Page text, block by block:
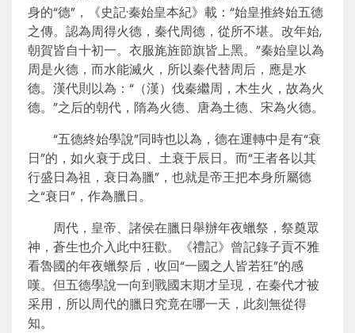
身的“德”，《史記·秦始皇本紀》載：“始皇推終始五德
之傳。認為周得火德，秦代周德，從所不堪。改年始,
朝賀皆自十初一。衣服旄旌節旗皆上黑。”秦始皇以為
周是火德，而水能滅火，所以秦代替周后，應是水
德。漢代則以為：“（漢）伐秦繼周，木生火，故為火
德。”之后的朝代，隋為火德、唐為土德、宋為火德。
“五德終始學說”同時也以為，德在運轉中是有“衰
日”的，如火衰于戌日、土衰于辰日。而“王者各以其
行盛日為祖，衰日為臘”，也就是帝王把本身所屬德
之“衰日”，作為臘日。
周代，皇帝、諸侯在臘日舉辦年夜蠟祭，祭奠眾
神，蒼生也介入此中狂歡。《禮記》曾記錄子貢不雅
看魯國的年夜蠟祭后，收回“一國之人皆若狂”的感
嘆。但五德學說一向到戰國末期才呈現，在秦代才被
采用，所以周代的臘日究竟在哪一天，此刻無從得
知。